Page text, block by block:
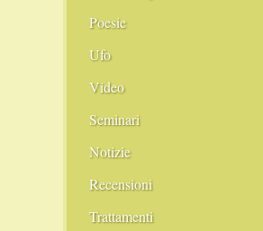
Angeli
Poesie
Ufo
I cerchi nel grano
Video
Seminari
Notizie
Film Consigliati
Scie chimiche
Recensioni
Comunità
Trattamenti